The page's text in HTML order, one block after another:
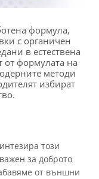
формула,
с органичен
в естествена
от формулата на
методи
избират
този
за доброто
от външни